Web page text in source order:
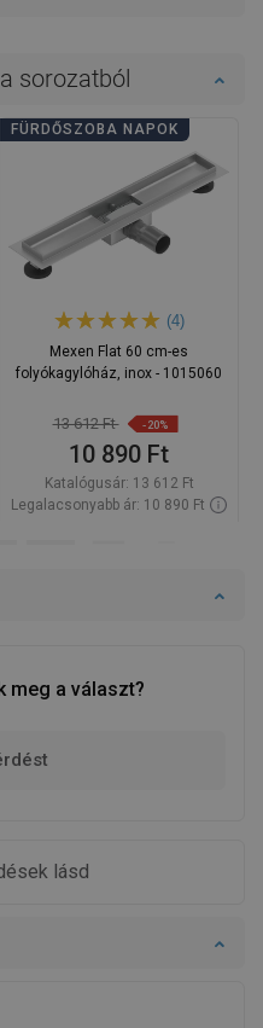
meg a választ?
lásd
sorozatból
FÜRDŐSZOBA NAPOK
(4)
Mexen Flat 60 cm-es
folyókagylóház, inox - 1015060
13 612 Ft -20%
10 890 Ft
Katalógusár: 13 612 Ft
Legalacsonyabb ár: 10 890 Ft